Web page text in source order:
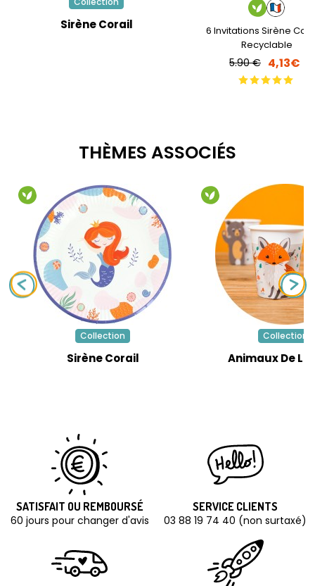
Sirène Corail
6 Invitations Sirène
Recyclable
5.90 € 4,13€
THÈMES ASSOCIÉS
Collection
Sirène Corail
Collection
Animaux De La
SATISFAIT OU REMBOURSÉ
60 jours pour changer d'avis
SERVICE CLIENTS
03 88 19 74 40 (non surtaxé)